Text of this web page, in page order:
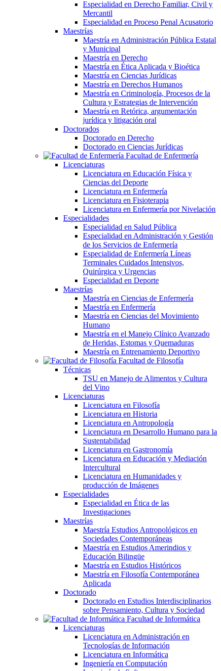
Especialidad en Derecho Familiar, Civil y
Mercantil
Especialidad en Proceso Penal Acusatorio
Maestrías
Maestría en Administración Pública Estatal
y Municipal
Maestría en Derecho
Maestría en Ética Aplicada y Bioética
Maestría en Ciencias Jurídicas
Maestría en Derechos Humanos
Maestría en Criminología, Procesos de la
Cultura y Estrategias de Intervención
Maestría en Retórica, argumentación
jurídica y litigación oral
Doctorados
Doctorado en Derecho
Doctorado en Ciencias Jurídicas
Facultad de Enfermería
Licenciaturas
Licenciatura en Educación Física y
Ciencias del Deporte
Licenciatura en Enfermería
Licenciatura en Fisioterapia
Licenciatura en Enfermería por Nivelación
Especialidades
Especialidad en Salud Pública
Especialidad en Administración y Gestión
de los Servicios de Enfermería
Especialidad de Enfermería Líneas
Terminales Cuidados Intensivos,
Quirúrgica y Urgencias
Especialidad en Deporte
Maestrías
Maestría en Ciencias de Enfermería
Maestría en Enfermería
Maestría en Ciencias del Movimiento
Humano
Maestría en el Manejo Clínico Avanzado
de Heridas, Estomas y Quemaduras
Maestría en Entrenamiento Deportivo
Facultad de Filosofía
Técnicas
TSU en Manejo de Alimentos y Cultura
del Vino
Licenciaturas
Licenciatura en Filosofía
Licenciatura en Historia
Licenciatura en Antropología
Licenciatura en Desarrollo Humano para la
Sustentabilidad
Licenciatura en Gastronomía
Licenciatura en Educación y Mediación
Intercultural
Licenciatura en Humanidades y
producción de Imágenes
Especialidades
Especialidad en Ética de las
Investigaciones
Maestrías
Maestría Estudios Antropológicos en
Sociedades Contemporáneas
Maestría en Estudios Amerindios y
Educación Bilingüe
Maestría en Estudios Históricos
Maestría en Filosofía Contemporánea
Aplicada
Doctorado
Doctorado en Estudios Interdisciplinarios
sobre Pensamiento, Cultura y Sociedad
Facultad de Informática
Licenciaturas
Licenciatura en Administración en
Tecnologías de Información
Licenciatura en Informática
Ingeniería en Computación